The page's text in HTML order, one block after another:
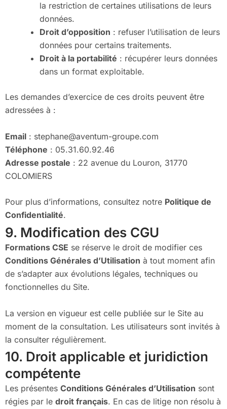
la restriction de certaines utilisations de leurs
données.
Droit d’opposition : refuser l’utilisation de leurs
données pour certains traitements.
Droit à la portabilité : récupérer leurs données
dans un format exploitable.
Les demandes d’exercice de ces droits peuvent être
adressées à :
Email : stephane@aventum-groupe.com
Téléphone : 05.31.60.92.46
Adresse postale : 22 avenue du Louron, 31770
COLOMIERS
Pour plus d’informations, consultez notre Politique de
Confidentialité.
9. Modification des CGU
Formations CSE se réserve le droit de modifier ces
Conditions Générales d’Utilisation à tout moment afin
de s’adapter aux évolutions légales, techniques ou
fonctionnelles du Site.
La version en vigueur est celle publiée sur le Site au
moment de la consultation. Les utilisateurs sont invités à
la consulter régulièrement.
10. Droit applicable et juridiction
compétente
Les présentes Conditions Générales d’Utilisation sont
régies par le droit français. En cas de litige non résolu à